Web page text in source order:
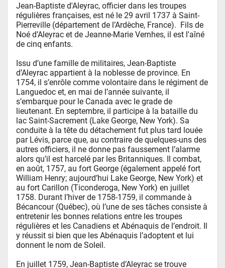
Jean-Baptiste d'Aleyrac, officier dans les troupes
régulières françaises, est né le 29 avril 1737 à Saint-
Pierreville (département de l’Ardèche, France).  Fils de
Noé d’Aleyrac et de Jeanne-Marie Vernhes, il est l'aîné
de cinq enfants.
Issu d’une famille de militaires, Jean-Baptiste
d’Aleyrac appartient à la noblesse de province. En
1754, il s’enrôle comme volontaire dans le régiment de
Languedoc et, en mai de l’année suivante, il
s’embarque pour le Canada avec le grade de
lieutenant. En septembre, il participe à la bataille du
lac Saint-Sacrement (Lake George, New York). Sa
conduite à la tête du détachement fut plus tard louée
par Lévis, parce que, au contraire de quelques-uns des
autres officiers, il ne donne pas faussement l’alarme
alors qu’il est harcelé par les Britanniques. Il combat,
en août, 1757, au fort George (également appelé fort
William Henry; aujourd’hui Lake George, New York) et
au fort Carillon (Ticonderoga, New York) en juillet
1758. Durant l’hiver de 1758-1759, il commande à
Bécancour (Québec), où l’une de ses tâches consiste à
entretenir les bonnes relations entre les troupes
régulières et les Canadiens et Abénaquis de l’endroit. Il
y réussit si bien que les Abénaquis l’adoptent et lui
donnent le nom de Soleil.
En juillet 1759, Jean-Baptiste d’Aleyrac se trouve